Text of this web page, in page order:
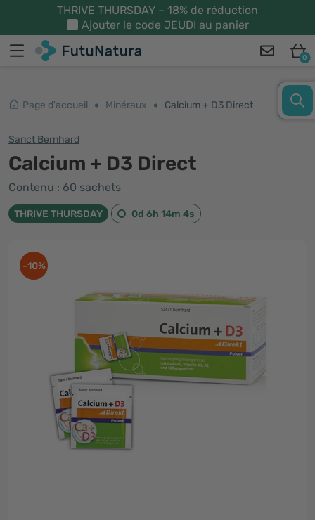
THRIVE THURSDAY – 18% de réduction
Ajouter le code JEUDI au panier
0
Page d'accueil Minéraux Calcium + D3 Direct
Sanct Bernhard
Calcium + D3 Direct
Contenu : 60 sachets
THRIVE THURSDAY 0d 6h 14m 3s
-10%